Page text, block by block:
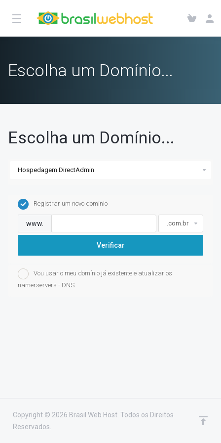
Escolha um Domínio...
Escolha um Domínio...
Registrar um novo domínio
www.
Verificar
Vou usar o meu domínio já existente e atualizar os
namerservers - DNS
Copyright © 2026 Brasil Web Host. Todos os Direitos
Reservados.